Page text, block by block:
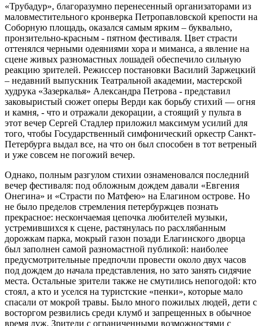
«Трубадур», благоразумно перенесенный организаторами из
маловместительного кронверка Петропавловской крепости на
Соборную площадь, оказался самым ярким – буквально,
пронзительно-красным - пятном фестиваля. Цвет страсти
оттенялся черными одеяниями хора и миманса, а явление на
сцене живых разномастных лошадей обеспечило сильную
реакцию зрителей. Режиссер постановки Василий Заржецкий
– недавний выпускник Театральной академии, мастерской
худрука «Зазеркалья» Александра Петрова - представил
заковыристый сюжет оперы Верди как борьбу стихий — огня
и камня, - что и отражали декорации, а стоящий у пульта в
этот вечер Сергей Стадлер приложил максимум усилий для
того, чтобы Государственный симфонический оркестр Санкт-
Петербурга выдал все, на что он был способен в тот ветреный
и уже совсем не погожий вечер.
Однако, полным разгулом стихии ознаменовался последний
вечер фестиваля: под обложным дождем давали «Евгения
Онегина» и «Страсти по Матфею» на Елагином острове. Но
не было пределов стремления петербуржцев познать
прекрасное: нескончаемая цепочка любителей музыки,
устремившихся к сцене, растянулась по расхлябанным
дорожкам парка, мокрый газон позади Елагинского дворца
был заполнен самой разномастной публикой: наиболее
предусмотрительные предпочли провести около двух часов
под дождем до начала представления, но зато занять сидячие
места. Остальные зрители также не смутились непогодой: кто
стоял, а кто и уселся на туристские «пенки», которые мало
спасали от мокрой травы. Было много пожилых людей, дети с
восторгом резвились среди клумб и запрещенных в обычное
время луж. Зрители с ограниченными возможностями с